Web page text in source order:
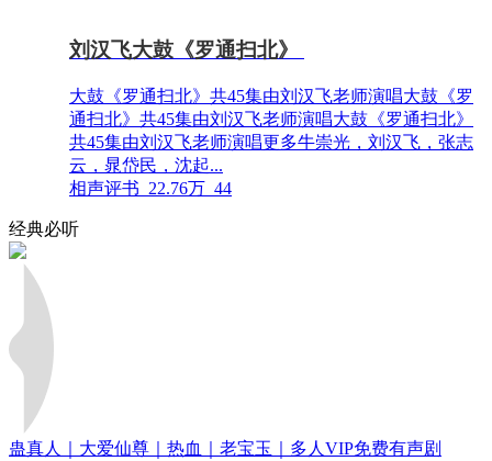
刘汉飞大鼓《罗通扫北》
大鼓《罗通扫北》共45集由刘汉飞老师演唱大鼓《罗
通扫北》共45集由刘汉飞老师演唱大鼓《罗通扫北》
共45集由刘汉飞老师演唱更多牛崇光，刘汉飞，张志
云，晁岱民，沈起...
相声评书 22.76万 44
经典必听
蛊真人｜大爱仙尊｜热血｜老宝玉｜多人VIP免费有声剧